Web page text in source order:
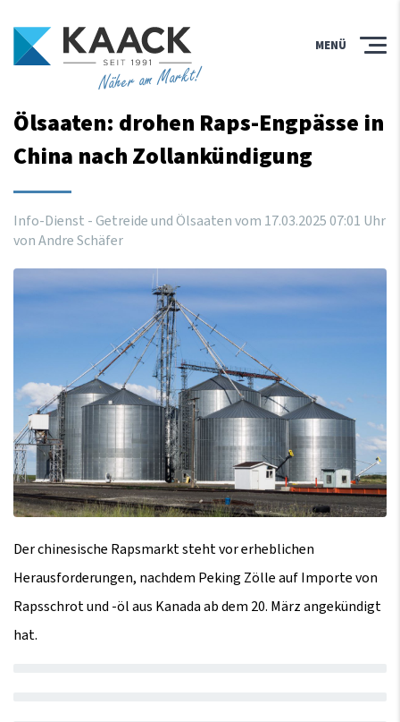
Näher am Markt!
MENÜ
Ölsaaten: drohen Raps-Engpässe in
China nach Zollankündigung
Info-Dienst - Getreide und Ölsaaten vom 17.03.202507:01 Uhr
von Andre Schäfer
Der chinesische Rapsmarkt steht vor erheblichen
Herausforderungen, nachdem Peking Zölle auf Importe von
Rapsschrot und -öl aus Kanada ab dem 20. März angekündigt
hat.